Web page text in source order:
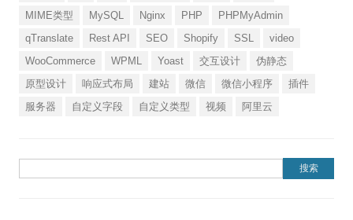
MIME类型
MySQL Nginx PHP
PHPMyAdmin
qTranslate
Rest API SEO Shopify SSL
video
WooCommerce
WPML Yoast 交互设计
伪静态
原型设计
响应式布局 建站 微信 微信小程序
插件
服务器
自定义字段 自定义类型 视频 阿里云